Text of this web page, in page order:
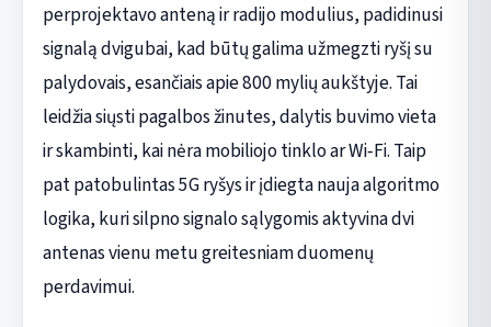
perprojektavo anteną ir radijo modulius, padidinusi
signalą dvigubai, kad būtų galima užmegzti ryšį su
palydovais, esančiais apie 800 mylių aukštyje. Tai
leidžia siųsti pagalbos žinutes, dalytis buvimo vieta
ir skambinti, kai nėra mobiliojo tinklo ar Wi‑Fi. Taip
pat patobulintas 5G ryšys ir įdiegta nauja algoritmo
logika, kuri silpno signalo sąlygomis aktyvina dvi
antenas vienu metu greitesniam duomenų
perdavimui.